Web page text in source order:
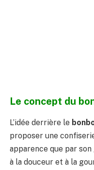
Le concept du
L’idée derrière le
proposer une
apparence que par
à la douceur et à la